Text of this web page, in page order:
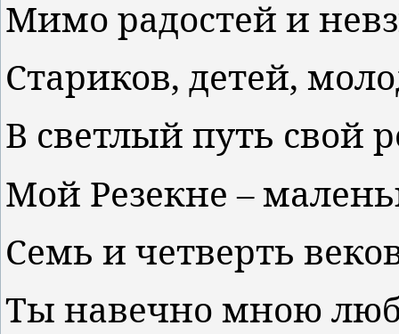
Мимо радостей и
Стариков, детей,
В светлый путь свой
Мой Резекне –
Семь и четверть
Ты навечно мною